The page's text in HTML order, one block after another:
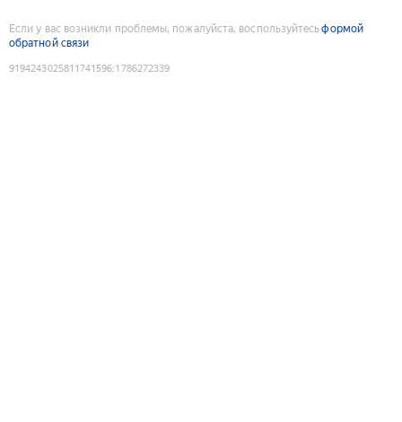
Если у вас возникли проблемы, пожалуйста, воспользуйтесьформой
обратной связи
9194243025811741596:1786272339